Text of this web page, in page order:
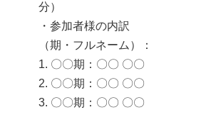
分）
・参加者様の内訳
（期・フルネーム）：
1. 〇〇期：〇〇 〇〇
2. 〇〇期：〇〇 〇〇
3. 〇〇期：〇〇 〇〇